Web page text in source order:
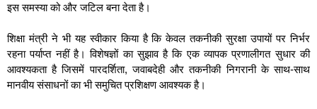
इस समस्या को और जटिल बना देता है।
शिक्षा मंत्री ने भी यह स्वीकार किया है कि केवल तकनीकी सुरक्षा उपायों पर निर्भर
रहना पर्याप्त नहीं है। विशेषज्ञों का सुझाव है कि एक व्यापक प्रणालीगत सुधार की
आवश्यकता है जिसमें पारदर्शिता, जवाबदेही और तकनीकी निगरानी के साथ-साथ
मानवीय संसाधनों का भी समुचित प्रशिक्षण आवश्यक है।